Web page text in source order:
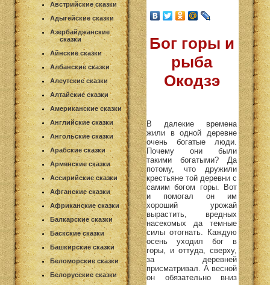
Австрийские сказки
Адыгейские сказки
Азербайджанские
сказки
Айнские сказки
Албанские сказки
Алеутские сказки
Алтайские сказки
Американские сказки
Английские сказки
Ангольские сказки
Арабские сказки
Армянские сказки
Ассирийские сказки
Афганские сказки
Африканские сказки
Балкарские сказки
Баскские сказки
Башкирские сказки
Беломорские сказки
Белорусские сказки
Бог горы и
рыба
Окодзэ
В далекие времена
жили в одной деревне
очень богатые люди.
Почему они были
такими богатыми? Да
потому, что дружили
крестьяне той деревни с
самим богом горы. Вот
и помогал он им
хороший урожай
вырастить, вредных
насекомых да темные
силы отогнать. Каждую
осень уходил бог в
горы, и оттуда, сверху,
за деревней
присматривал. А весной
он обязательно вниз